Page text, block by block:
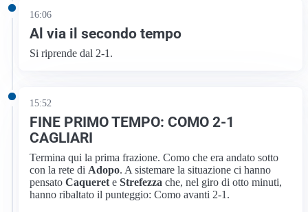
16:06
Al via il secondo tempo
Si riprende dal 2-1.
15:52
FINE PRIMO TEMPO: COMO 2-1
CAGLIARI
Termina qui la prima frazione. Como che era andato sotto
con la rete di Adopo. A sistemare la situazione ci hanno
pensatoCaqueret eStrefezza che, nel giro di otto minuti,
hanno ribaltato il punteggio: Como avanti 2-1.